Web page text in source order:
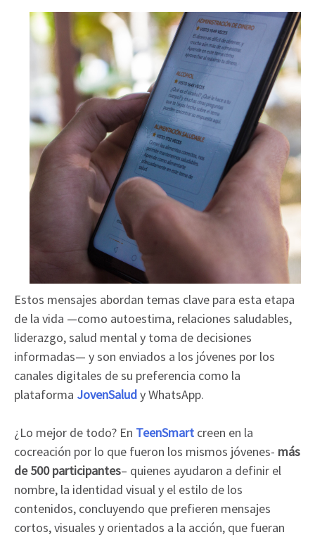
Estos mensajes abordan temas clave para esta etapa
de la vida —como autoestima, relaciones saludables,
liderazgo, salud mental y toma de decisiones
informadas— y son enviados a los jóvenes por los
canales digitales de su preferencia como la
plataforma JovenSaludy WhatsApp.
¿Lo mejor de todo? En TeenSmart creen en la
cocreación por lo que fueron los mismos jóvenes- más
de 500 participantes– quienes ayudaron a definir el
nombre, la identidad visual y el estilo de los
contenidos, concluyendo que prefieren mensajes
cortos, visuales y orientados a la acción, que fueran